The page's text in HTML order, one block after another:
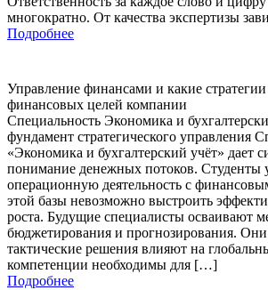
многократно. От качества экспертизы
Подробнее
Управление финансами и какие
финансовых целей компании
Специальность Экономика и
фундамент стратегического управления
«Экономика и бухгалтерский учёт» дает
понимание денежных потоков. Студенты
операционную деятельность с
этой базы невозможно выстроить
роста. Будущие специалисты осваивают
бюджетирования и прогнозирования.
тактические решения влияют на
компетенции необходимы для […]
Подробнее